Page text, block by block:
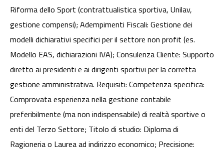
Riforma dello Sport (contrattualistica sportiva, Unilav,
gestione compensi); Adempimenti Fiscali: Gestione dei
modelli dichiarativi specifici per il settore non profit (es.
Modello EAS, dichiarazioni IVA); Consulenza Cliente: Supporto
diretto ai presidenti e ai dirigenti sportivi per la corretta
gestione amministrativa. Requisiti: Competenza specifica:
Comprovata esperienza nella gestione contabile
preferibilmente (ma non indispensabile) di realtà sportive o
enti del Terzo Settore; Titolo di studio: Diploma di
Ragioneria o Laurea ad indirizzo economico; Precisione: